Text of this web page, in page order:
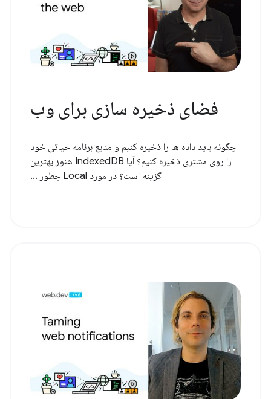
فضای ذخیره سازی برای وب
چگونه باید داده ها را ذخیره کنیم و منابع برنامه حیاتی خود
را روی مشتری ذخیره کنیم؟ آیا IndexedDB هنوز بهترین
گزینه است؟ در مورد Local چطور ...